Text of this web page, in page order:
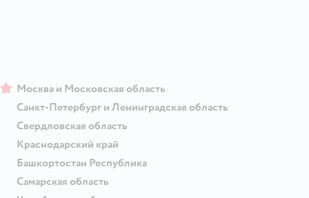
Москва и Московская область
Санкт-Петербург и Ленинградская область
Свердловская область
Краснодарский край
Башкортостан Республика
Самарская область